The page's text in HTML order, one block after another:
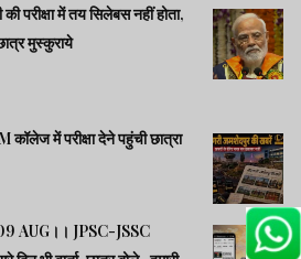
परीक्षा में तय सिलेबस नहीं होता,
मुस्कुराये
में परीक्षा देने पहुंची छात्रा
AUG।। JPSC-JSSC